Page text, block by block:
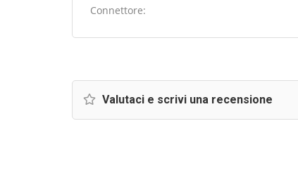
Connettore:
Valutaci e scrivi una recensione